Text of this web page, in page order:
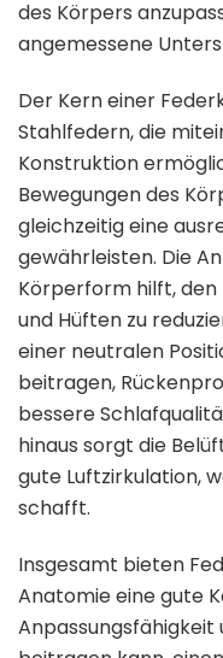
des Körpers
angemessene
Der Kern einer
Stahlfedern, die
Konstruktion
Bewegungen des
gleichzeitig eine
gewährleisten. Die
Körperform hilft, den
und Hüften zu
einer neutralen
beitragen,
bessere
hinaus sorgt die
gute Luftzirkulation,
schafft.
Insgesamt bieten
Anatomie eine gute
Anpassungsfähigkeit